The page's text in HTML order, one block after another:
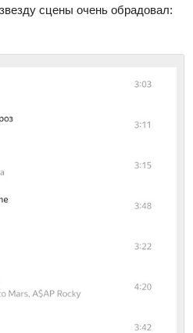
сцены очень обрадовал: